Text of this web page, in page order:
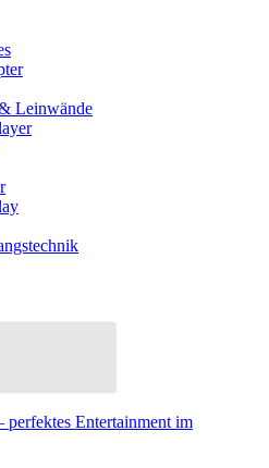
Leinwände
Entertainment im